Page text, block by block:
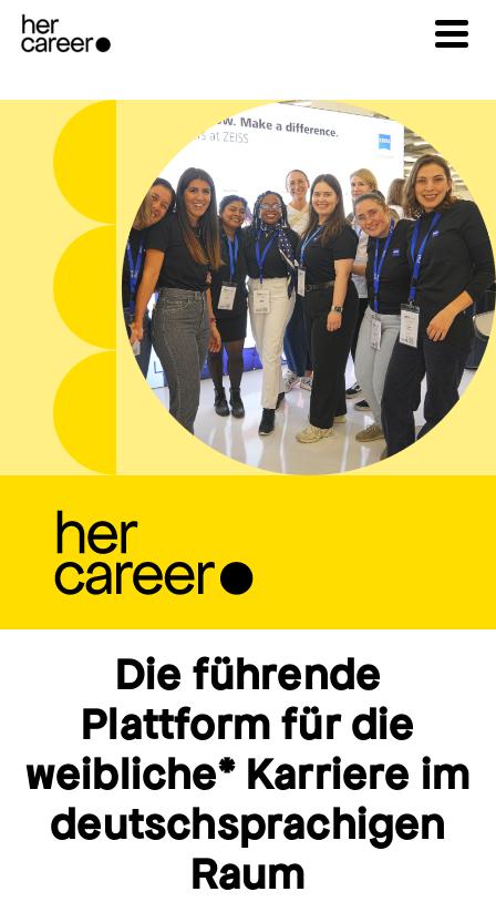
Die führende
Plattform für die
weibliche* Karriere im
deutschsprachigen
Raum